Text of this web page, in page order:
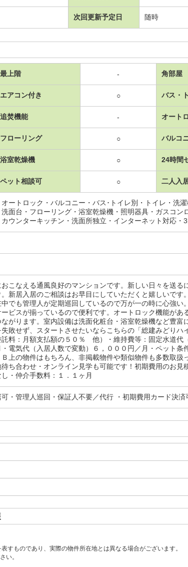
次回更新予定日 随時
最上階 - 角部屋
エアコン付き ○ バス・
追焚機能 - オート
フローリング ○ バルコ
浴室乾燥機 ○ 24時間
ペット相談可 ○ 二人入
ートロック・バルコニー・バス･トイレ別・トイレ・洗
面台・フローリング・浴室乾燥機・照明器具・ガスコン
ウンターキッチン・洗面所独立・インターネット対応・
こなえる通風良好のマンションです。新しい日々を送る
新居入居のご相談はお早目にしていただくと嬉しいです
でも管理人が定期巡回しているので万が一の時に心強い
ビスが揃っているので便利です。オートロック機能があ
がります。室内設備は洗面化粧台・浴室乾燥機など豊富
敗せず、スタートさせたいならこちらの「総建みどり
料：月額支払額の５０％ 他）・維持費等：固定水道代
電気代（入居人数で変動）６，０００円／月・ペット条
上の物件はもちろん、非掲載物件や類似物件も多数取扱
ち合わせ・オンライン見学も可能です！初期費用のお見
・仲介手数料：１．１ヶ月
・管理人巡回・保証人不要／代行 ・初期費用カード決済
ものであり、実際の物件所在地とは異なる場合がございます。
い。